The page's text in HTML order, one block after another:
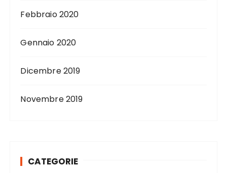
Febbraio 2020
Gennaio 2020
Dicembre 2019
Novembre 2019
CATEGORIE